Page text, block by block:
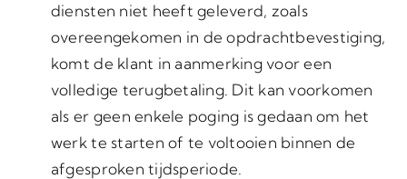
diensten niet heeft geleverd, zoals
overeengekomen in de opdrachtbevestiging,
komt de klant in aanmerking voor een
volledige terugbetaling. Dit kan voorkomen
als er geen enkele poging is gedaan om het
werk te starten of te voltooien binnen de
afgesproken tijdsperiode.